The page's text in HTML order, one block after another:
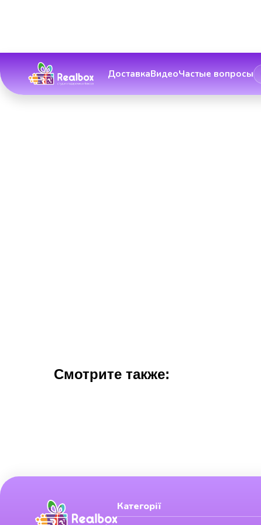
ДоставкаВидеоЧастые вопросы
Смотрите также:
Категорії